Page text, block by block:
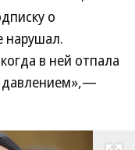
о
нарушал.
в ней отпала
давлением»,—